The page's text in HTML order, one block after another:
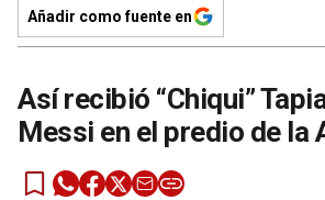
Añadir como fuente en
Así recibió “Chiqui”
Messi en el predio de la